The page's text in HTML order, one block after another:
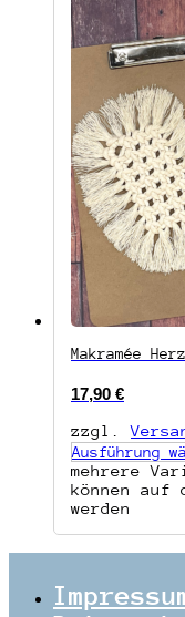
Makramée
17,90 €
zzgl.
Ausführung
mehrere
können auf
werden